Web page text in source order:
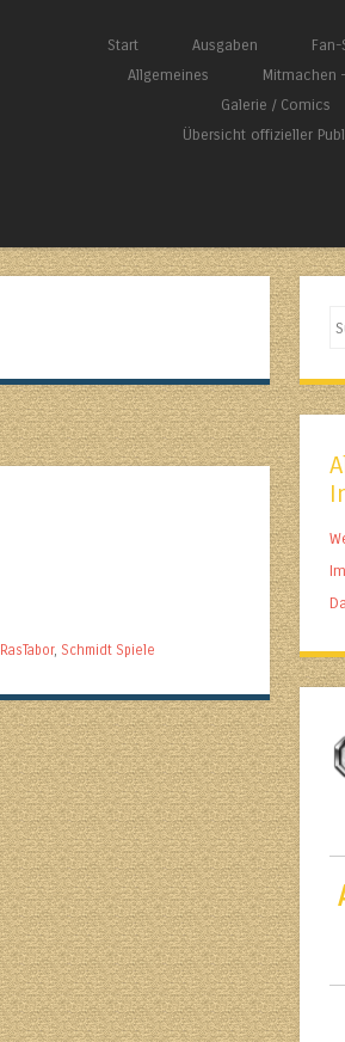
Springe zum Inhalt
Start Ausgaben
Allgemeines
Mitmachen
Galerie / Comics
Übersicht offizieller
RasTabor, Schmidt Spiele